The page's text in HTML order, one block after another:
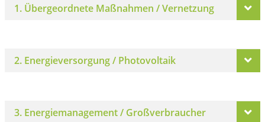
1. Übergeordnete Maßnahmen / Vernetzung
2. Energieversorgung / Photovoltaik
3. Energiemanagement / Großverbraucher